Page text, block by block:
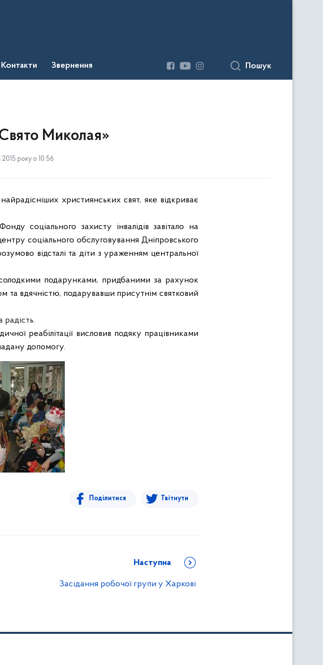
Контакти Звернення Пошук
Миколая»
року о 10:56
християнських свят, яке відкриває
соціального захисту інвалідів завітало на
соціального обслуговування Дніпровського
відсталі та діти з ураженням центральної
подарунками, придбаними за рахунок
та вдячністю, подарувавши присутнім святковий
радість.
реабілітації висловив подяку працівниками
допомогу.
Поділитися Твітнути
Наступна
Засідання робочої групи у Харкові